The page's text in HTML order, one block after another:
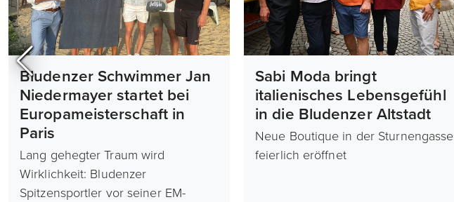
Bludenzer Schwimmer Jan
Niedermayer startet bei
Europameisterschaft in
Paris
Lang gehegter Traum wird
Wirklichkeit: Bludenzer
Spitzensportler vor seiner EM-
Sabi Moda bringt
italienisches Lebensgefühl
in die Bludenzer Altstadt
Neue Boutique in der Sturnengasse
feierlich eröffnet